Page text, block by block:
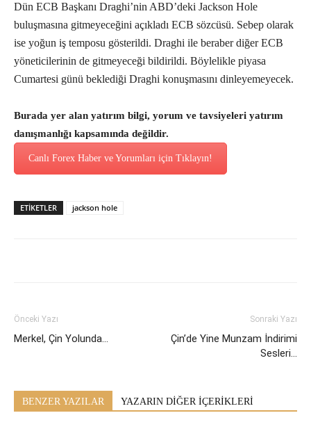
Dün ECB Başkanı Draghi’nin ABD’deki Jackson Hole
buluşmasına gitmeyeceğini açıkladı ECB sözcüsü. Sebep olarak
ise yoğun iş temposu gösterildi. Draghi ile beraber diğer ECB
yöneticilerinin de gitmeyeceği bildirildi. Böylelikle piyasa
Cumartesi günü beklediği Draghi konuşmasını dinleyemeyecek.
Burada yer alan yatırım bilgi, yorum ve tavsiyeleri yatırım
danışmanlığı kapsamında değildir.
Canlı Forex Haber ve Yorumları için Tıklayın!
ETİKETLER jackson hole
Önceki Yazı
Merkel, Çin Yolunda…
Sonraki Yazı
Çin’de Yine Munzam İndirimi
Sesleri…
BENZER YAZILAR YAZARIN DİĞER İÇERİKLERİ